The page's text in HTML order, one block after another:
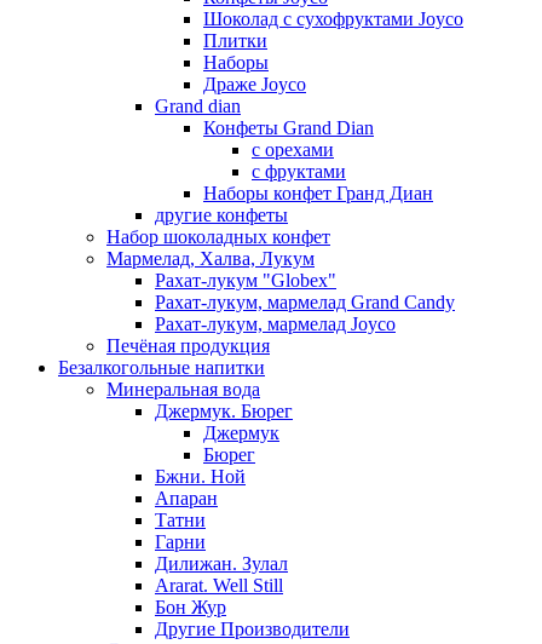
Шоколад с сухофруктами Joyco
Плитки
Наборы
Драже Joyco
Grand dian
Конфеты Grand Dian
с орехами
с фруктами
Наборы конфет Гранд Диан
другие конфеты
Набор шоколадных конфет
Мармелад, Халва, Лукум
Рахат-лукум "Globex"
Рахат-лукум, мармелад Grand Candy
Рахат-лукум, мармелад Joyco
Печёная продукция
Безалкогольные напитки
Минеральная вода
Джермук. Бюрег
Джермук
Бюрег
Бжни. Ной
Апаран
Татни
Гарни
Дилижан. Зулал
Ararat. Well Still
Бон Жур
Другие Производители